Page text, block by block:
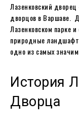
Лазенковский
дворцов в Варшаве.
Лазенковском парке
природные
одно из самых
История
Дворца